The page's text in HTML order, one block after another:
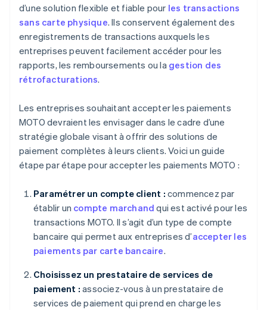
d’une solution flexible et fiable pour les transactions
sans carte physique. Ils conservent également des
enregistrements de transactions auxquels les
entreprises peuvent facilement accéder pour les
rapports, les remboursements ou la gestion des
rétrofacturations.
Les entreprises souhaitant accepter les paiements
MOTO devraient les envisager dans le cadre d’une
stratégie globale visant à offrir des solutions de
paiement complètes à leurs clients. Voici un guide
étape par étape pour accepter les paiements MOTO :
Paramétrer un compte client : commencez par
établir un compte marchand qui est activé pour les
transactions MOTO. Il s’agit d’un type de compte
bancaire qui permet aux entreprises d’accepter les
paiements par carte bancaire.
Choisissez un prestataire de services de
paiement : associez-vous à un prestataire de
services de paiement qui prend en charge les